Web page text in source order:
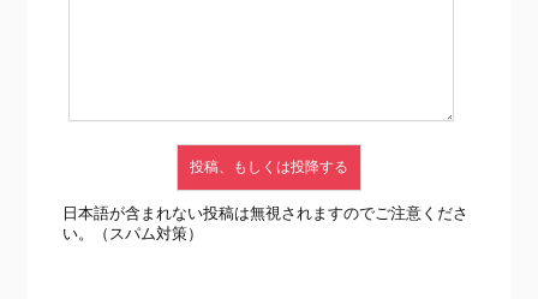
日本語が含まれない投稿は無視されますのでご注意くださ
い。（スパム対策）